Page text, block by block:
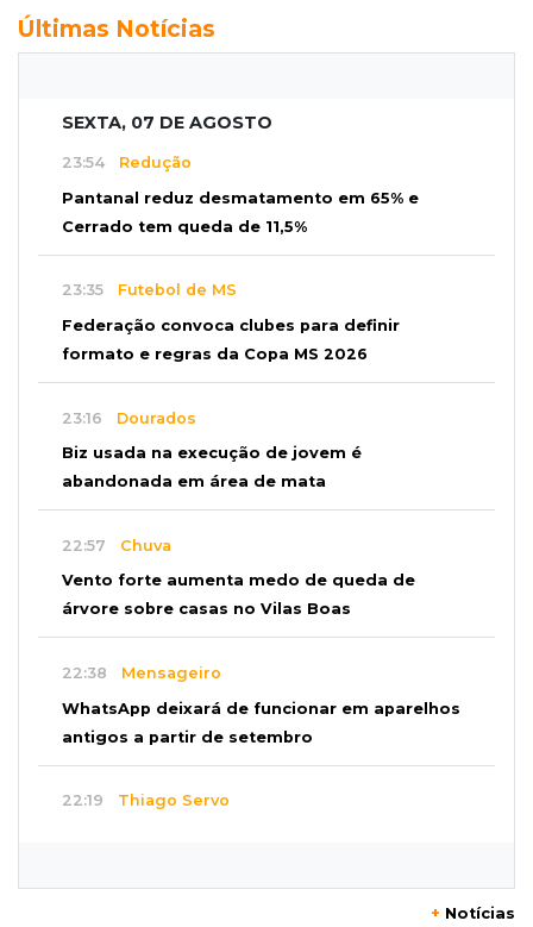
Últimas Notícias
SEXTA, 07 DE AGOSTO
23:54 Redução
Pantanal reduz desmatamento em 65% e
Cerrado tem queda de 11,5%
23:35 Futebol de MS
Federação convoca clubes para definir
formato e regras da Copa MS 2026
23:16 Dourados
Biz usada na execução de jovem é
abandonada em área de mata
22:57 Chuva
Vento forte aumenta medo de queda de
árvore sobre casas no Vilas Boas
22:38 Mensageiro
WhatsApp deixará de funcionar em aparelhos
antigos a partir de setembro
22:19 Thiago Servo
+ Notícias